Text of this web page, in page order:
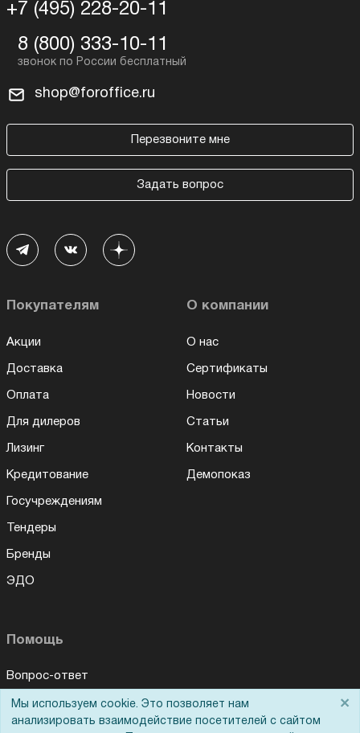
+7 (495) 228-20-11
8 (800) 333-10-11
shop@foroffice.ru
Перезвоните мне
Задать вопрос
Покупателям
Акции
Доставка
Оплата
Для дилеров
Лизинг
Кредитование
Госучреждениям
Тендеры
Бренды
ЭДО
О компании
О нас
Сертификаты
Новости
Статьи
Контакты
Демопоказ
Помощь
Вопрос-ответ
Реквизиты
Гарантии и возврат
Мы используем cookie. Это позволяет нам
анализировать взаимодействие посетителей с сайтом
×